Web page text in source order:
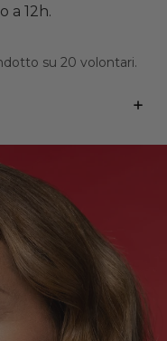
a 12h.
su 20 volontari.
a spirale in
ciglia, regalando un
senza pari. Il
già dalla prima
aderisce
impeccabile